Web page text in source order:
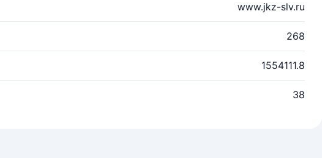
www.jkz-slv.ru
268
1554111.8
38